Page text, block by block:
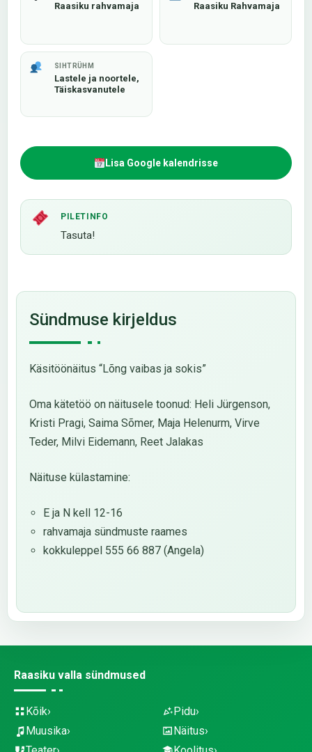
Raasiku rahvamaja Raasiku Rahvamaja
SIHTRÜHM
Lastele ja noortele,
Täiskasvanutele
Lisa Google kalendrisse
PILETINFO
Tasuta!
Sündmuse kirjeldus
Käsitöönäitus “Lõng vaibas ja sokis”
Oma kätetöö on näitusele toonud: Heli Jürgenson,
Kristi Pragi, Saima Sõmer, Maja Helenurm, Virve
Teder, Milvi Eidemann, Reet Jalakas
Näituse külastamine:
E ja N kell 12-16
rahvamaja sündmuste raames
kokkuleppel 555 66 887 (Angela)
Raasiku valla sündmused
Kõik
Muusika
Pidu
Näitus